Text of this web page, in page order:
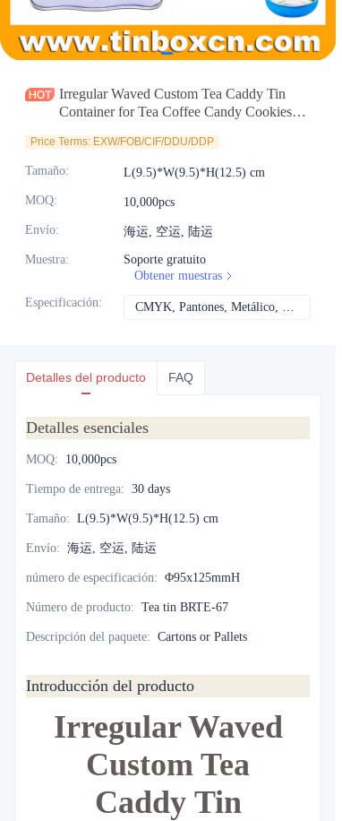
Irregular Waved Custom Tea Caddy Tin
Container for Tea Coffee Candy Cookies
Manufacturer Supplier
Price Terms: EXW/FOB/CIF/DDU/DDP
Tamaño: L(9.5)*W(9.5)*H(12.5) cm
MOQ: 10,000pcs
Envío: 海运, 空运, 陆运
Muestra:
Soporte gratuito
Obtener muestras
Especificación: CMYK, Pantones, Metálico, Color directo, etc.
Detalles del producto FAQ
Detalles esenciales
MOQ: 10,000pcs
Tiempo de entrega: 30 days
Tamaño: L(9.5)*W(9.5)*H(12.5) cm
Envío: 海运, 空运, 陆运
número de especificación: Φ95x125mmH
Número de producto: Tea tin BRTE-67
Descripción del paquete: Cartons or Pallets
Introducción del producto
Irregular Waved
Custom Tea
Caddy Tin
Noticias